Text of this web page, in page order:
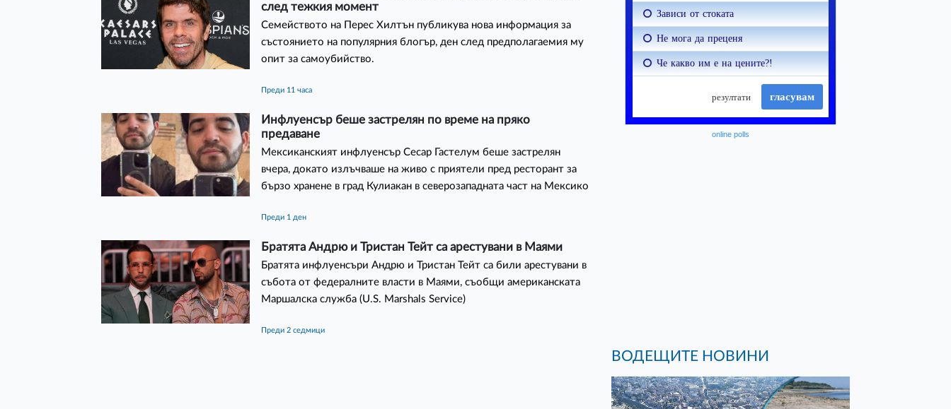
след тежкия момент
Семейството на Перес Хилтън публикува нова информация за
състоянието на популярния блогър, ден след предполагаемия му
опит за самоубийство.
преди 11 часа
Инфлуенсър беше застрелян по време на пряко
предаване
Мексиканският инфлуенсър Сесар Гастелум беше застрелян
вчера, докато излъчваше на живо с приятели пред ресторант за
бързо хранене в град Кулиакан в северозападната част на Мексико
преди 1 ден
Братята Андрю и Тристан Тейт са арестувани в Маями
Братята инфлуенсъри Андрю и Тристан Тейт са били арестувани в
събота от федералните власти в Маями, съобщи американската
Маршалска служба (U.S. Marshals Service)
преди 2 седмици
online polls
ВОДЕЩИТЕ НОВИНИ